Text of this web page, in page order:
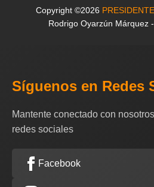
Copyright ©2026
Rodrigo Oyarzún Márquez -
Síguenos en Redes
Mantente conectado con
redes sociales
Facebook